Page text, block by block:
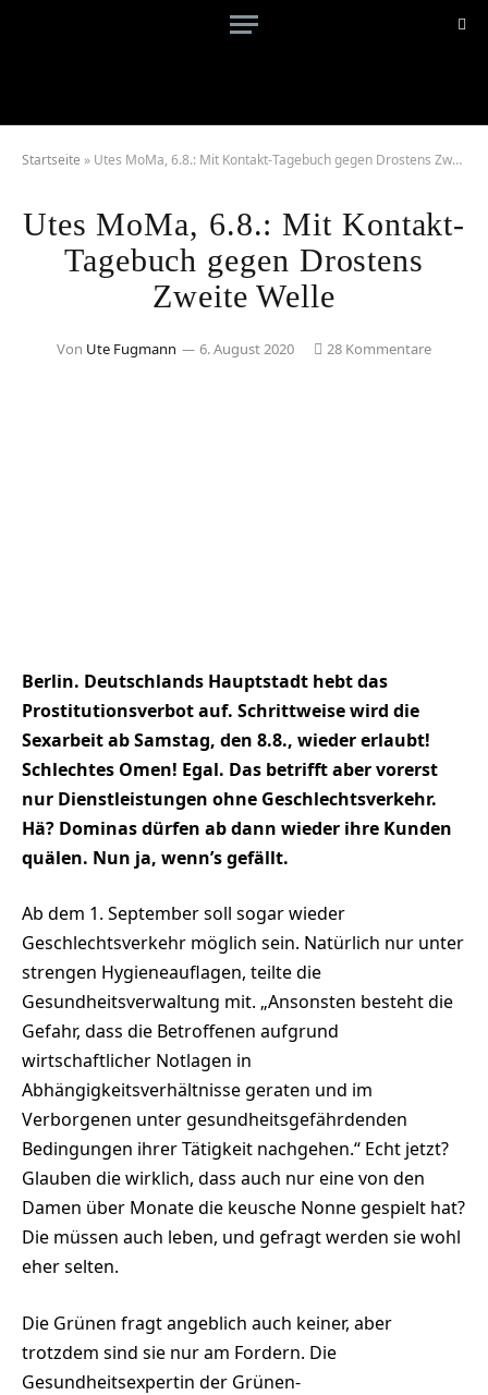
Startseite » Utes MoMa, 6.8.: Mit Kontakt-Tagebuch gegen Drostens Zweite Welle
Utes MoMa, 6.8.: Mit Kontakt-
Tagebuch gegen Drostens
Zweite Welle
Von Ute Fugmann 6. August 2020 28 Kommentare
Berlin. Deutschlands Hauptstadt hebt das
Prostitutionsverbot auf. Schrittweise wird die
Sexarbeit ab Samstag, den 8.8., wieder erlaubt!
Schlechtes Omen! Egal. Das betrifft aber vorerst
nur Dienstleistungen ohne Geschlechtsverkehr.
Hä? Dominas dürfen ab dann wieder ihre Kunden
quälen. Nun ja, wenn’s gefällt.
Ab dem 1. September soll sogar wieder
Geschlechtsverkehr möglich sein. Natürlich nur unter
strengen Hygieneauflagen, teilte die
Gesundheitsverwaltung mit. „Ansonsten besteht die
Gefahr, dass die Betroffenen aufgrund
wirtschaftlicher Notlagen in
Abhängigkeitsverhältnisse geraten und im
Verborgenen unter gesundheitsgefährdenden
Bedingungen ihrer Tätigkeit nachgehen.“ Echt jetzt?
Glauben die wirklich, dass auch nur eine von den
Damen über Monate die keusche Nonne gespielt hat?
Die müssen auch leben, und gefragt werden sie wohl
eher selten.
Die Grünen fragt angeblich auch keiner, aber
trotzdem sind sie nur am Fordern. Die
Gesundheitsexpertin der Grünen-